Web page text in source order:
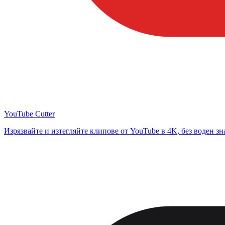
YouTube Cutter
Изрязвайте и изтегляйте клипове от YouTube в 4K, без воден